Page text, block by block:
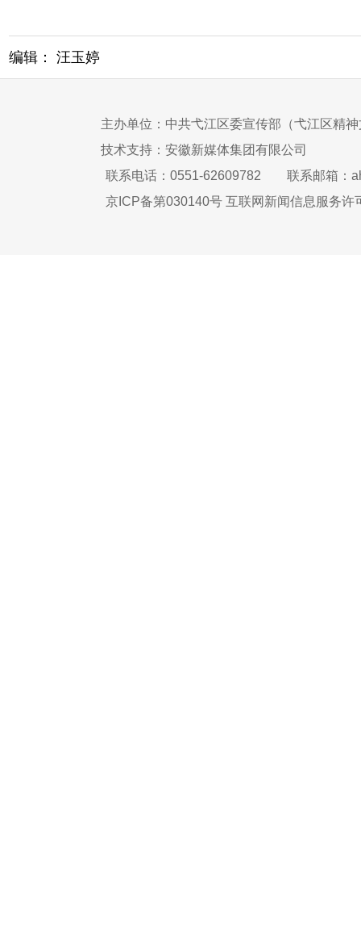
编辑： 汪玉婷
主办单位：中共弋江区委宣传部（弋江区精
技术支持：安徽新媒体集团有限公司
联系电话：0551-62609782
联系邮箱：
京ICP备第030140号 互联网新闻信息服务许